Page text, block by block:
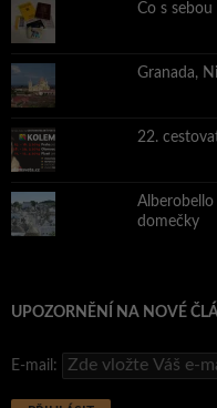
Co s
Granada,
22.
domečky
UPOZORNĚNÍ NA NOVÉ
E-mail: